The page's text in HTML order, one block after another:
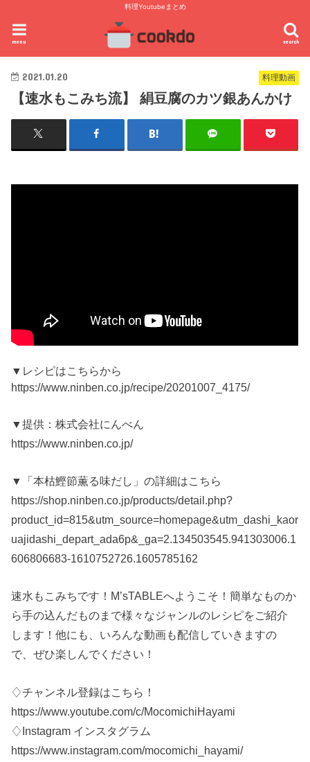
料理Youtubeまとめ
search
menu
料理動画
2021.01.20
【速水もこみち流】 絹豆腐のカツ銀あんかけ
▼レシピはこちらから
https://www.ninben.co.jp/recipe/20201007_4175/
▼提供：株式会社にんべん
https://www.ninben.co.jp/
▼「本枯鰹節薫る味だし」の詳細はこちら
https://shop.ninben.co.jp/products/detail.php?
product_id=815&utm_source=homepage&utm_dashi_kaor
uajidashi_depart_ada6p&_ga=2.134503545.941303006.1
606806683-1610752726.1605785162
速水もこみちです！M’sTABLEへようこそ！簡単なものか
ら手の込んだものまで様々なジャンルのレシピをご紹介
します！他にも、いろんな動画も配信していきますの
で、ぜひ楽しんでください！
♢チャンネル登録はこちら！
https://www.youtube.com/c/MocomichiHayami
♢Instagram インスタグラム
https://www.instagram.com/mocomichi_hayami/